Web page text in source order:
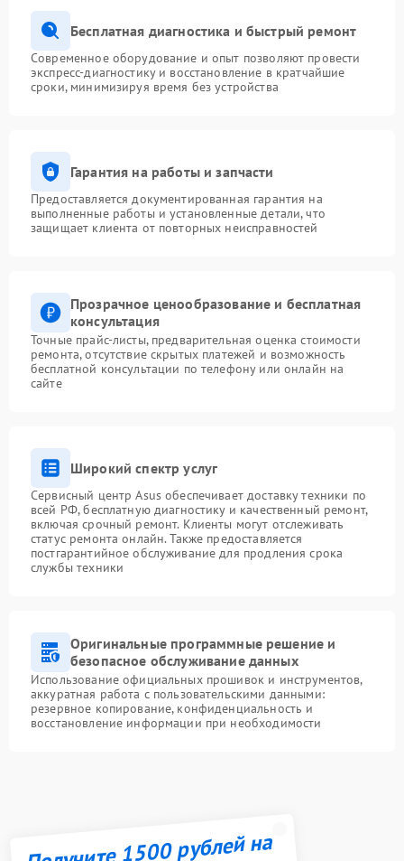
Бесплатная диагностика и быстрый ремонт
Современное оборудование и опыт позволяют провести
экспресс-диагностику и восстановление в кратчайшие
сроки, минимизируя время без устройства
Гарантия на работы и запчасти
Предоставляется документированная гарантия на
выполненные работы и установленные детали, что
защищает клиента от повторных неисправностей
Прозрачное ценообразование и бесплатная
консультация
Точные прайс-листы, предварительная оценка стоимости
ремонта, отсутствие скрытых платежей и возможность
бесплатной консультации по телефону или онлайн на
сайте
Широкий спектр услуг
Сервисный центр Asus обеспечивает доставку техники по
всей РФ, бесплатную диагностику и качественный ремонт,
включая срочный ремонт. Клиенты могут отслеживать
статус ремонта онлайн. Также предоставляется
постгарантийное обслуживание для продления срока
службы техники
Оригинальные программные решение и
безопасное обслуживание данных
Использование официальных прошивок и инструментов,
аккуратная работа с пользовательскими данными:
резервное копирование, конфиденциальность и
восстановление информации при необходимости